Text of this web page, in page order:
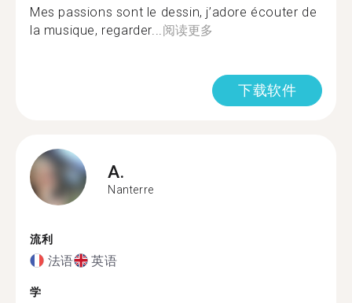
Mes passions sont le dessin, j’adore écouter de
la musique, regarder...阅读更多
下载软件
A.
Nanterre
流利
法语 英语
学